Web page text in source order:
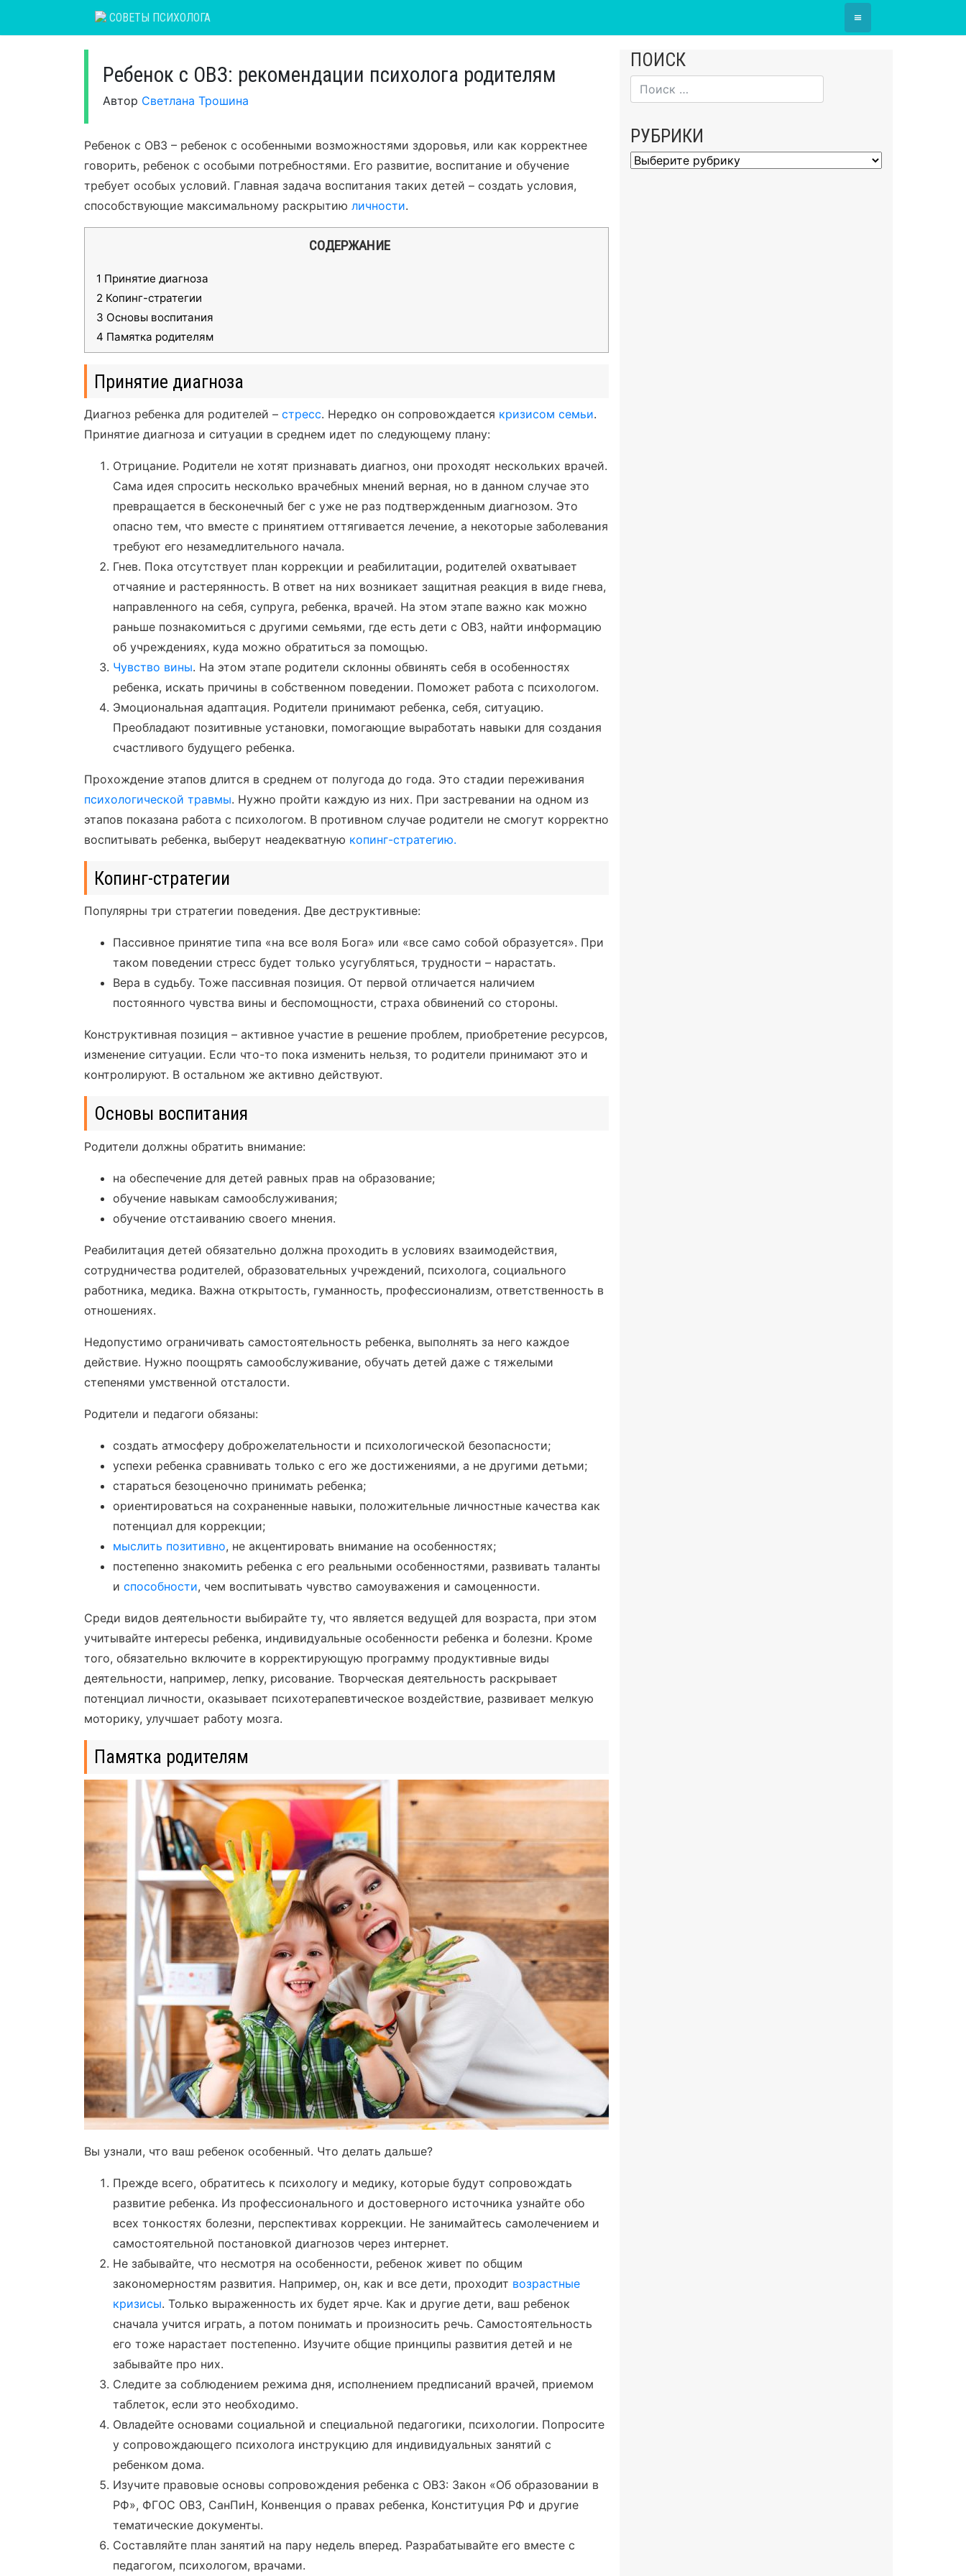
СОВЕТЫ ПСИХОЛОГА ≡
Ребенок с ОВЗ: рекомендации психолога родителям
Автор Светлана Трошина
Ребенок с ОВЗ – ребенок с особенными возможностями здоровья, или как корректнее
говорить, ребенок с особыми потребностями. Его развитие, воспитание и обучение
требует особых условий. Главная задача воспитания таких детей – создать условия,
способствующие максимальному раскрытию личности.
СОДЕРЖАНИЕ
1 Принятие диагноза
2 Копинг-стратегии
3 Основы воспитания
4 Памятка родителям
Принятие диагноза
Диагноз ребенка для родителей – стресс. Нередко он сопровождается кризисом семьи.
Принятие диагноза и ситуации в среднем идет по следующему плану:
Отрицание. Родители не хотят признавать диагноз, они проходят нескольких врачей.
Сама идея спросить несколько врачебных мнений верная, но в данном случае это
превращается в бесконечный бег с уже не раз подтвержденным диагнозом. Это
опасно тем, что вместе с принятием оттягивается лечение, а некоторые заболевания
требуют его незамедлительного начала.
Гнев. Пока отсутствует план коррекции и реабилитации, родителей охватывает
отчаяние и растерянность. В ответ на них возникает защитная реакция в виде гнева,
направленного на себя, супруга, ребенка, врачей. На этом этапе важно как можно
раньше познакомиться с другими семьями, где есть дети с ОВЗ, найти информацию
об учреждениях, куда можно обратиться за помощью.
Чувство вины. На этом этапе родители склонны обвинять себя в особенностях
ребенка, искать причины в собственном поведении. Поможет работа с психологом.
Эмоциональная адаптация. Родители принимают ребенка, себя, ситуацию.
Преобладают позитивные установки, помогающие выработать навыки для создания
счастливого будущего ребенка.
Прохождение этапов длится в среднем от полугода до года. Это стадии переживания
психологической травмы. Нужно пройти каждую из них. При застревании на одном из
этапов показана работа с психологом. В противном случае родители не смогут корректно
воспитывать ребенка, выберут неадекватную копинг-стратегию.
Копинг-стратегии
Популярны три стратегии поведения. Две деструктивные:
Пассивное принятие типа «на все воля Бога» или «все само собой образуется». При
таком поведении стресс будет только усугубляться, трудности – нарастать.
Вера в судьбу. Тоже пассивная позиция. От первой отличается наличием
постоянного чувства вины и беспомощности, страха обвинений со стороны.
Конструктивная позиция – активное участие в решение проблем, приобретение ресурсов,
изменение ситуации. Если что-то пока изменить нельзя, то родители принимают это и
контролируют. В остальном же активно действуют.
Основы воспитания
Родители должны обратить внимание:
на обеспечение для детей равных прав на образование;
обучение навыкам самообслуживания;
обучение отстаиванию своего мнения.
Реабилитация детей обязательно должна проходить в условиях взаимодействия,
сотрудничества родителей, образовательных учреждений, психолога, социального
работника, медика. Важна открытость, гуманность, профессионализм, ответственность в
отношениях.
Недопустимо ограничивать самостоятельность ребенка, выполнять за него каждое
действие. Нужно поощрять самообслуживание, обучать детей даже с тяжелыми
степенями умственной отсталости.
Родители и педагоги обязаны:
создать атмосферу доброжелательности и психологической безопасности;
успехи ребенка сравнивать только с его же достижениями, а не другими детьми;
стараться безоценочно принимать ребенка;
ориентироваться на сохраненные навыки, положительные личностные качества как
потенциал для коррекции;
мыслить позитивно, не акцентировать внимание на особенностях;
постепенно знакомить ребенка с его реальными особенностями, развивать таланты
и способности, чем воспитывать чувство самоуважения и самоценности.
Среди видов деятельности выбирайте ту, что является ведущей для возраста, при этом
учитывайте интересы ребенка, индивидуальные особенности ребенка и болезни. Кроме
того, обязательно включите в корректирующую программу продуктивные виды
деятельности, например, лепку, рисование. Творческая деятельность раскрывает
потенциал личности, оказывает психотерапевтическое воздействие, развивает мелкую
моторику, улучшает работу мозга.
Памятка родителям
Вы узнали, что ваш ребенок особенный. Что делать дальше?
Прежде всего, обратитесь к психологу и медику, которые будут сопровождать
развитие ребенка. Из профессионального и достоверного источника узнайте обо
всех тонкостях болезни, перспективах коррекции. Не занимайтесь самолечением и
самостоятельной постановкой диагнозов через интернет.
Не забывайте, что несмотря на особенности, ребенок живет по общим
закономерностям развития. Например, он, как и все дети, проходит возрастные
кризисы. Только выраженность их будет ярче. Как и другие дети, ваш ребенок
сначала учится играть, а потом понимать и произносить речь. Самостоятельность
его тоже нарастает постепенно. Изучите общие принципы развития детей и не
забывайте про них.
Следите за соблюдением режима дня, исполнением предписаний врачей, приемом
таблеток, если это необходимо.
Овладейте основами социальной и специальной педагогики, психологии. Попросите
у сопровождающего психолога инструкцию для индивидуальных занятий с
ребенком дома.
Изучите правовые основы сопровождения ребенка с ОВЗ: Закон «Об образовании в
РФ», ФГОС ОВЗ, СанПиН, Конвенция о правах ребенка, Конституция РФ и другие
тематические документы.
Составляйте план занятий на пару недель вперед. Разрабатывайте его вместе с
педагогом, психологом, врачами.
ПОИСК
РУБРИКИ
Рубрики